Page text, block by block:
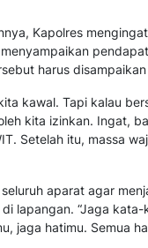
Kapolres
harus
kawal. Tapi kalau
kita izinkan. Ingat,
Setelah itu, massa
aparat agar
lapangan. “Jaga kata-
jaga hatimu. Semua